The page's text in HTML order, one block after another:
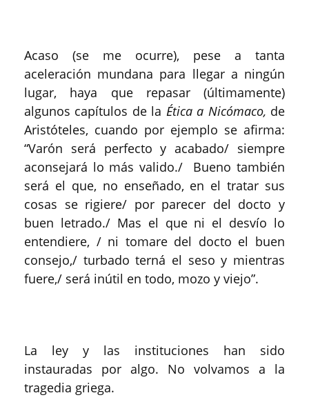
Acaso (se me ocurre), pese a tanta
aceleración mundana para llegar a ningún
lugar, haya que repasar (últimamente)
algunos capítulos de la Ética a Nicómaco, de
Aristóteles, cuando por ejemplo se afirma:
“Varón será perfecto y acabado/ siempre
aconsejará lo más valido./ Bueno también
será el que, no enseñado, en el tratar sus
cosas se rigiere/ por parecer del docto y
buen letrado./ Mas el que ni el desvío lo
entendiere, / ni tomare del docto el buen
consejo,/ turbado terná el seso y mientras
fuere,/ será inútil en todo, mozo y viejo”.
La ley y las instituciones han sido
instauradas por algo. No volvamos a la
tragedia griega.